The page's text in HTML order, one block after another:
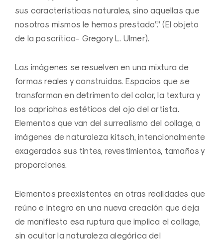
sus características naturales, sino aquellas que
nosotros mismos le hemos prestado”.” (El objeto
de la poscrítica- Gregory L. Ulmer).
Las imágenes se resuelven en una mixtura de
formas reales y construidas. Espacios que se
transforman en detrimento del color, la textura y
los caprichos estéticos del ojo del artista.
Elementos que van del surrealismo del collage, a
imágenes de naturaleza kitsch, intencionalmente
exagerados sus tintes, revestimientos, tamaños y
proporciones.
Elementos preexistentes en otras realidades que
reúno e integro en una nueva creación que deja
de manifiesto esa ruptura que implica el collage,
sin ocultar la naturaleza alegórica del